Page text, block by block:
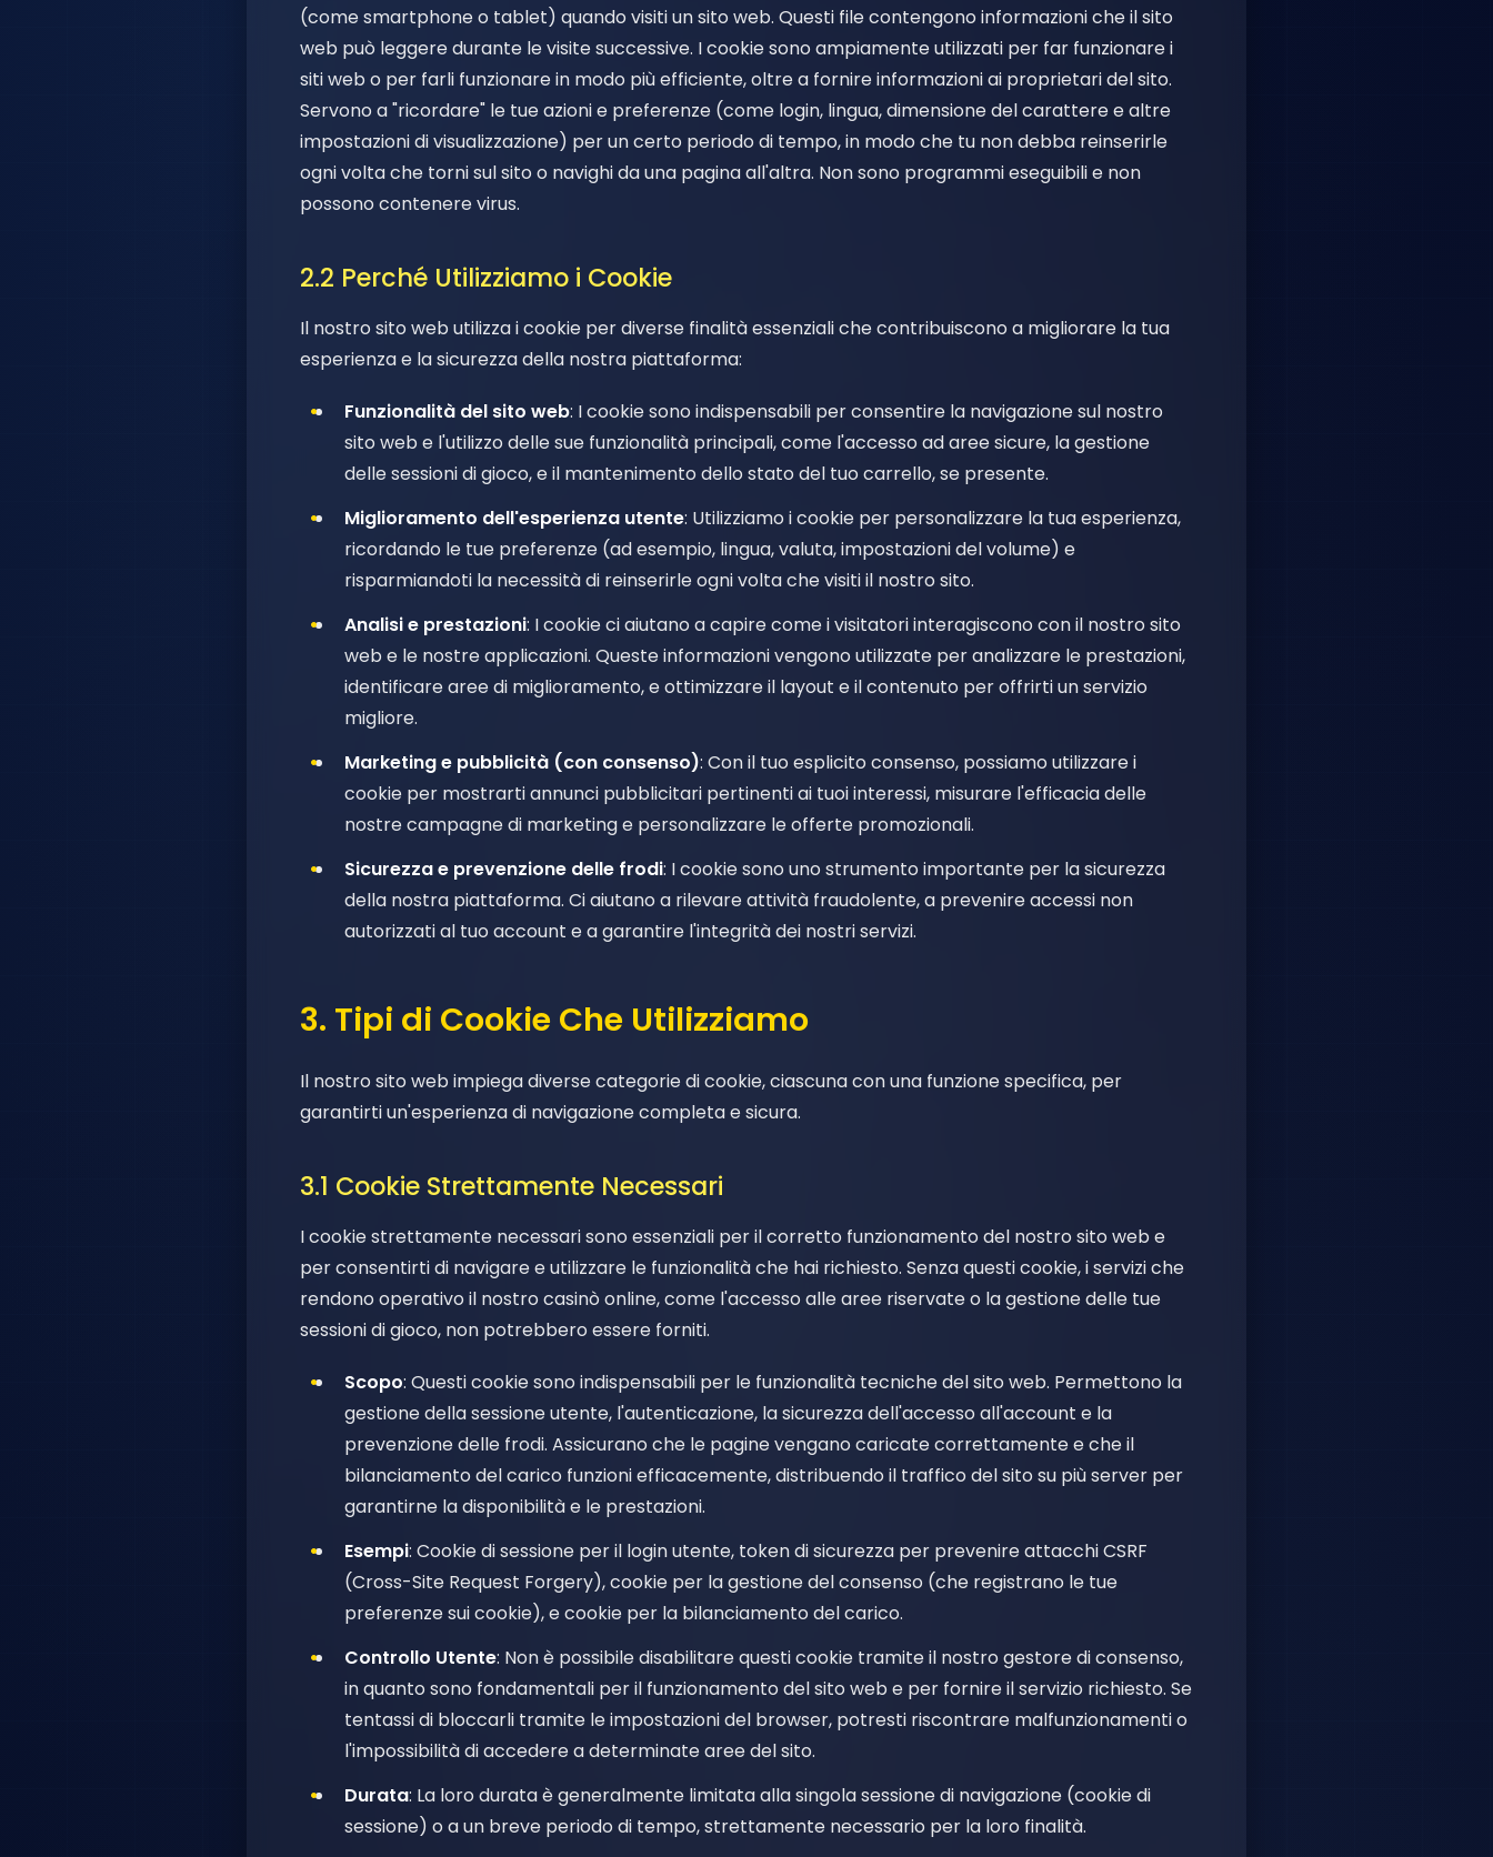
(come smartphone o tablet) quando visiti un sito web. Questi file contengono informazioni che il sito
web può leggere durante le visite successive. I cookie sono ampiamente utilizzati per far funzionare i
siti web o per farli funzionare in modo più efficiente, oltre a fornire informazioni ai proprietari del sito.
Servono a "ricordare" le tue azioni e preferenze (come login, lingua, dimensione del carattere e altre
impostazioni di visualizzazione) per un certo periodo di tempo, in modo che tu non debba reinserirle
ogni volta che torni sul sito o navighi da una pagina all'altra. Non sono programmi eseguibili e non
possono contenere virus.
2.2 Perché Utilizziamo i Cookie
Il nostro sito web utilizza i cookie per diverse finalità essenziali che contribuiscono a migliorare la tua
esperienza e la sicurezza della nostra piattaforma:
Funzionalità del sito web: I cookie sono indispensabili per consentire la navigazione sul nostro
sito web e l'utilizzo delle sue funzionalità principali, come l'accesso ad aree sicure, la gestione
delle sessioni di gioco, e il mantenimento dello stato del tuo carrello, se presente.
Miglioramento dell'esperienza utente: Utilizziamo i cookie per personalizzare la tua esperienza,
ricordando le tue preferenze (ad esempio, lingua, valuta, impostazioni del volume) e
risparmiandoti la necessità di reinserirle ogni volta che visiti il nostro sito.
Analisi e prestazioni: I cookie ci aiutano a capire come i visitatori interagiscono con il nostro sito
web e le nostre applicazioni. Queste informazioni vengono utilizzate per analizzare le prestazioni,
identificare aree di miglioramento, e ottimizzare il layout e il contenuto per offrirti un servizio
migliore.
Marketing e pubblicità (con consenso): Con il tuo esplicito consenso, possiamo utilizzare i
cookie per mostrarti annunci pubblicitari pertinenti ai tuoi interessi, misurare l'efficacia delle
nostre campagne di marketing e personalizzare le offerte promozionali.
Sicurezza e prevenzione delle frodi: I cookie sono uno strumento importante per la sicurezza
della nostra piattaforma. Ci aiutano a rilevare attività fraudolente, a prevenire accessi non
autorizzati al tuo account e a garantire l'integrità dei nostri servizi.
3. Tipi di Cookie Che Utilizziamo
Il nostro sito web impiega diverse categorie di cookie, ciascuna con una funzione specifica, per
garantirti un'esperienza di navigazione completa e sicura.
3.1 Cookie Strettamente Necessari
I cookie strettamente necessari sono essenziali per il corretto funzionamento del nostro sito web e
per consentirti di navigare e utilizzare le funzionalità che hai richiesto. Senza questi cookie, i servizi che
rendono operativo il nostro casinò online, come l'accesso alle aree riservate o la gestione delle tue
sessioni di gioco, non potrebbero essere forniti.
Scopo: Questi cookie sono indispensabili per le funzionalità tecniche del sito web. Permettono la
gestione della sessione utente, l'autenticazione, la sicurezza dell'accesso all'account e la
prevenzione delle frodi. Assicurano che le pagine vengano caricate correttamente e che il
bilanciamento del carico funzioni efficacemente, distribuendo il traffico del sito su più server per
garantirne la disponibilità e le prestazioni.
Esempi: Cookie di sessione per il login utente, token di sicurezza per prevenire attacchi CSRF
(Cross-Site Request Forgery), cookie per la gestione del consenso (che registrano le tue
preferenze sui cookie), e cookie per la bilanciamento del carico.
Controllo Utente: Non è possibile disabilitare questi cookie tramite il nostro gestore di consenso,
in quanto sono fondamentali per il funzionamento del sito web e per fornire il servizio richiesto. Se
tentassi di bloccarli tramite le impostazioni del browser, potresti riscontrare malfunzionamenti o
l'impossibilità di accedere a determinate aree del sito.
Durata: La loro durata è generalmente limitata alla singola sessione di navigazione (cookie di
sessione) o a un breve periodo di tempo, strettamente necessario per la loro finalità.